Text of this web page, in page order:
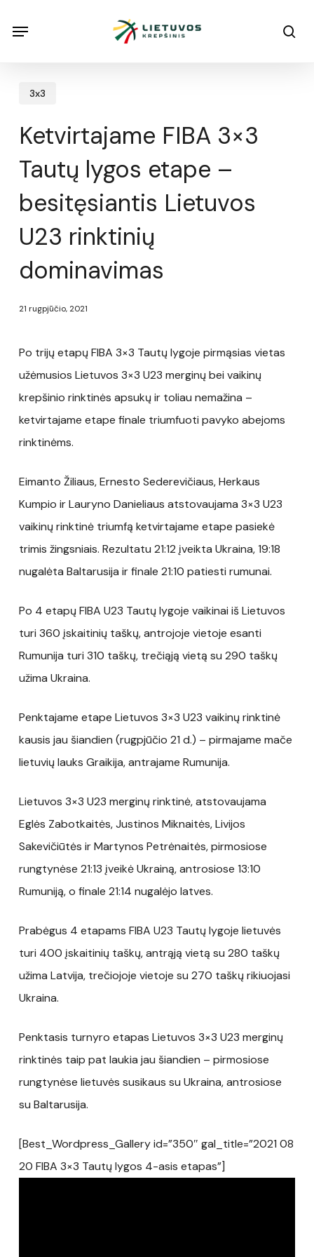
Menu
3x3
Ketvirtajame FIBA 3×3
Tautų lygos etape –
besitęsiantis Lietuvos
U23 rinktinių
dominavimas
21 rugpjūčio, 2021
Po trijų etapų FIBA 3×3 Tautų lygoje pirmąsias vietas
užėmusios Lietuvos 3×3 U23 merginų bei vaikinų
krepšinio rinktinės apsukų ir toliau nemažina –
ketvirtajame etape finale triumfuoti pavyko abejoms
rinktinėms.
Eimanto Žiliaus, Ernesto Sederevičiaus, Herkaus
Kumpio ir Lauryno Danieliaus atstovaujama 3×3 U23
vaikinų rinktinė triumfą ketvirtajame etape pasiekė
trimis žingsniais. Rezultatu 21:12 įveikta Ukraina, 19:18
nugalėta Baltarusija ir finale 21:10 patiesti rumunai.
Po 4 etapų FIBA U23 Tautų lygoje vaikinai iš Lietuvos
turi 360 įskaitinių taškų, antrojoje vietoje esanti
Rumunija turi 310 taškų, trečiąją vietą su 290 taškų
užima Ukraina.
Penktajame etape Lietuvos 3×3 U23 vaikinų rinktinė
kausis jau šiandien (rugpjūčio 21 d.) – pirmajame mače
lietuvių lauks Graikija, antrajame Rumunija.
Lietuvos 3×3 U23 merginų rinktinė, atstovaujama
Eglės Zabotkaitės, Justinos Miknaitės, Livijos
Sakevičiūtės ir Martynos Petrėnaitės, pirmosiose
rungtynėse 21:13 įveikė Ukrainą, antrosiose 13:10
Rumuniją, o finale 21:14 nugalėjo latves.
Prabėgus 4 etapams FIBA U23 Tautų lygoje lietuvės
turi 400 įskaitinių taškų, antrąją vietą su 280 taškų
užima Latvija, trečiojoje vietoje su 270 taškų rikiuojasi
Ukraina.
Penktasis turnyro etapas Lietuvos 3×3 U23 merginų
rinktinės taip pat laukia jau šiandien – pirmosiose
rungtynėse lietuvės susikaus su Ukraina, antrosiose
su Baltarusija.
[Best_Wordpress_Gallery id=”350″ gal_title=”2021 08
20 FIBA 3×3 Tautų lygos 4-asis etapas”]